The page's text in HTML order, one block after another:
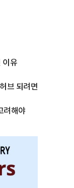
이유
브 되려면
려해야